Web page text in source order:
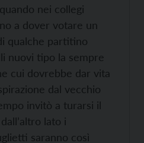
nei collegi
a dover votare un
qualche partitino
nuovi tipo la sempre
cui dovrebbe dar vita
dal vecchio
invitò a turarsi il
lato i
saranno così